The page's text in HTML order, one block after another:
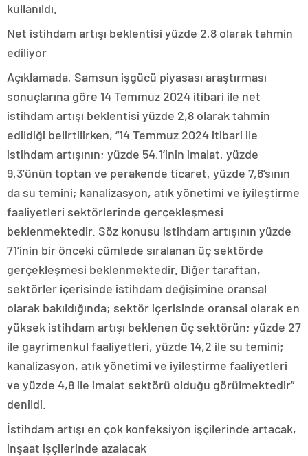
kullanıldı.
Net istihdam artışı beklentisi yüzde 2,8 olarak tahmin
ediliyor
Açıklamada, Samsun işgücü piyasası araştırması
sonuçlarına göre 14 Temmuz 2024 itibari ile net
istihdam artışı beklentisi yüzde 2,8 olarak tahmin
edildiği belirtilirken, “14 Temmuz 2024 itibari ile
istihdam artışının; yüzde 54,1’inin imalat, yüzde
9,3’ünün toptan ve perakende ticaret, yüzde 7,6’sının
da su temini; kanalizasyon, atık yönetimi ve iyileştirme
faaliyetleri sektörlerinde gerçekleşmesi
beklenmektedir. Söz konusu istihdam artışının yüzde
71’inin bir önceki cümlede sıralanan üç sektörde
gerçekleşmesi beklenmektedir. Diğer taraftan,
sektörler içerisinde istihdam değişimine oransal
olarak bakıldığında; sektör içerisinde oransal olarak en
yüksek istihdam artışı beklenen üç sektörün; yüzde 27
ile gayrimenkul faaliyetleri, yüzde 14,2 ile su temini;
kanalizasyon, atık yönetimi ve iyileştirme faaliyetleri
ve yüzde 4,8 ile imalat sektörü olduğu görülmektedir”
denildi.
İstihdam artışı en çok konfeksiyon işçilerinde artacak,
inşaat işçilerinde azalacak